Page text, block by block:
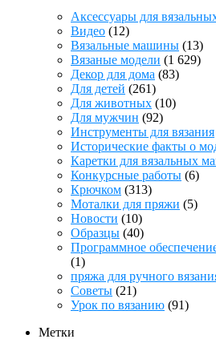
Аксессуары для
Видео (12)
Вязальные машины (13)
Вязаные модели (1 629)
Декор для дома (83)
Для детей (261)
Для животных (10)
Для мужчин (92)
Инструменты для вязания
Исторические факты о
Каретки для вязальных
Конкурсные работы (6)
Крючком (313)
Моталки для пряжи (5)
Новости (10)
Образцы (40)
Программное
(1)
пряжа для ручного
Советы (21)
Урок по вязанию (91)
Метки